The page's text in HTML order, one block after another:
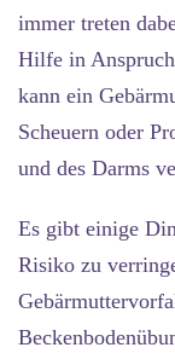
immer treten
Hilfe in
kann ein
Scheuern oder
und des Darms
Es gibt einige
Risiko zu